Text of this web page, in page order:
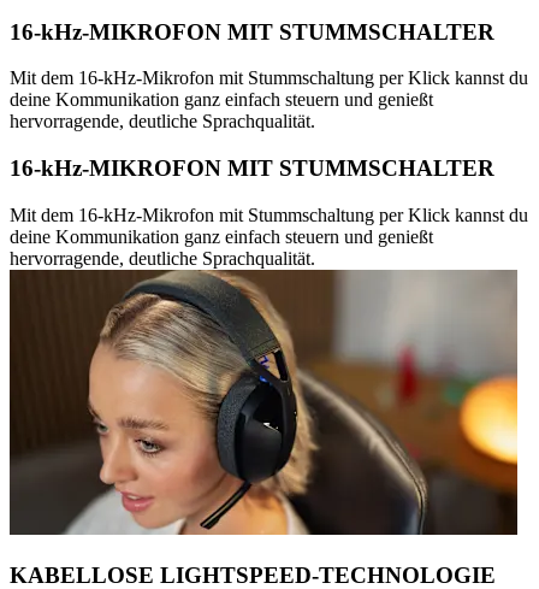
16-kHz-MIKROFON MIT STUMMSCHALTER
Mit dem 16-kHz-Mikrofon mit Stummschaltung per Klick kannst du
deine Kommunikation ganz einfach steuern und genießt
hervorragende, deutliche Sprachqualität.
16-kHz-MIKROFON MIT STUMMSCHALTER
Mit dem 16-kHz-Mikrofon mit Stummschaltung per Klick kannst du
deine Kommunikation ganz einfach steuern und genießt
hervorragende, deutliche Sprachqualität.
KABELLOSE LIGHTSPEED-TECHNOLOGIE